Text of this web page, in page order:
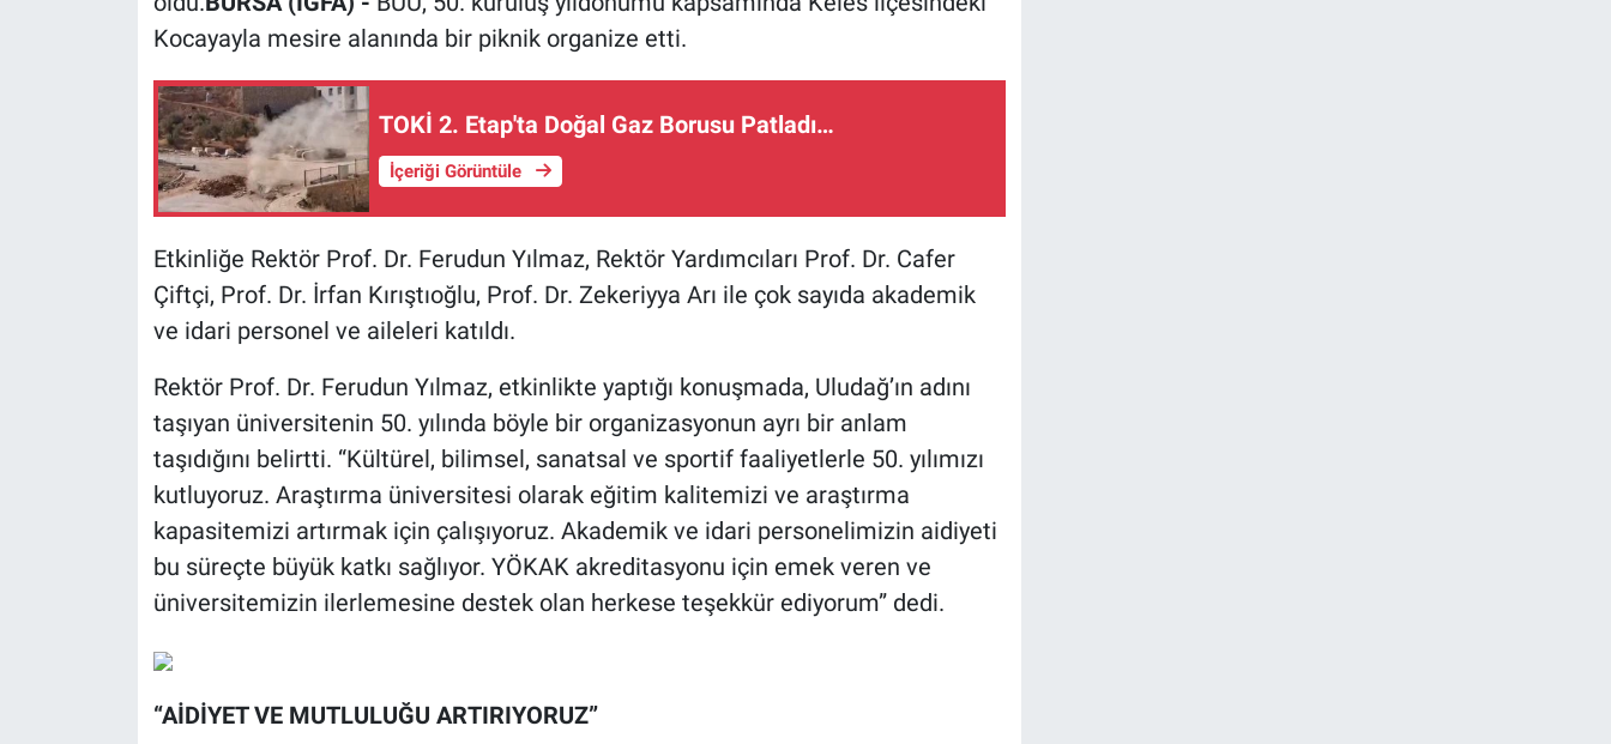
Kocayayla mesire alanında bir piknik organize etti.
TOKİ 2. Etap'ta Doğal Gaz Borusu Patladı…
İçeriği Görüntüle
Etkinliğe Rektör Prof. Dr. Ferudun Yılmaz, Rektör Yardımcıları Prof. Dr. Cafer
Çiftçi, Prof. Dr. İrfan Kırıştıoğlu, Prof. Dr. Zekeriyya Arı ile çok sayıda akademik
ve idari personel ve aileleri katıldı.
Rektör Prof. Dr. Ferudun Yılmaz, etkinlikte yaptığı konuşmada, Uludağ’ın adını
taşıyan üniversitenin 50. yılında böyle bir organizasyonun ayrı bir anlam
taşıdığını belirtti. “Kültürel, bilimsel, sanatsal ve sportif faaliyetlerle 50. yılımızı
kutluyoruz. Araştırma üniversitesi olarak eğitim kalitemizi ve araştırma
kapasitemizi artırmak için çalışıyoruz. Akademik ve idari personelimizin aidiyeti
bu süreçte büyük katkı sağlıyor. YÖKAK akreditasyonu için emek veren ve
üniversitemizin ilerlemesine destek olan herkese teşekkür ediyorum” dedi.
“AİDİYET VE MUTLULUĞU ARTIRIYORUZ”